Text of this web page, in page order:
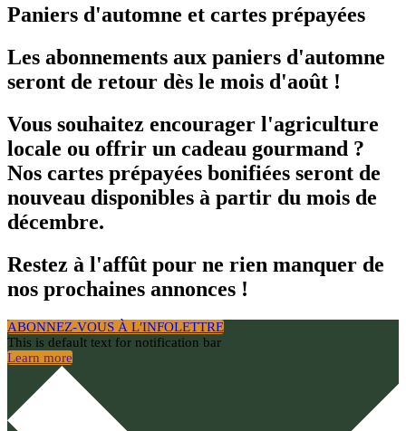
Paniers d'automne et cartes prépayées
Les abonnements aux paniers d'automne
seront de retour dès le mois d'août !
Vous souhaitez encourager l'agriculture
locale ou offrir un cadeau gourmand ?
Nos cartes prépayées bonifiées seront de
nouveau disponibles à partir du mois de
décembre.
Restez à l'affût pour ne rien manquer de
nos prochaines annonces !
ABONNEZ-VOUS À L′INFOLETTRE
This is default text for notification bar
Learn more